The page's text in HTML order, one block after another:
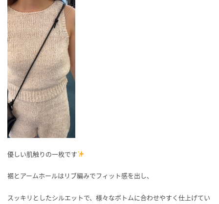
優しい肌触りの一枚です
裾とアームホールはリブ編みでフィット感を出し、
スッキリとしたシルエットで、様々なボトムに合わせやすく仕上げてい